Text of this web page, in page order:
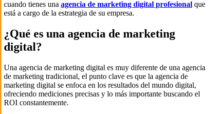
cuando tienes una agencia de marketing digital profesional que
está a cargo de la estrategia de su empresa.
¿Qué es una agencia de marketing
digital?
Una agencia de marketing digital es muy diferente de una agencia
de marketing tradicional, el punto clave es que la agencia de
marketing digital se enfoca en los resultados del mundo digital,
ofreciendo mediciones precisas y lo más importante buscando el
ROI constantemente.